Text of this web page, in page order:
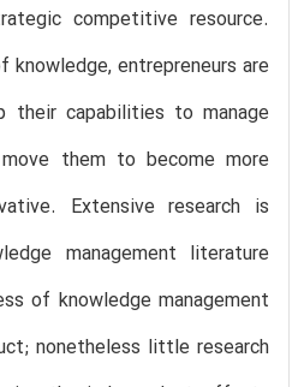
competitive resource.
knowledge, entrepreneurs are
their capabilities to manage
them to become more
Extensive research is
management literature
of knowledge management
nonetheless little research